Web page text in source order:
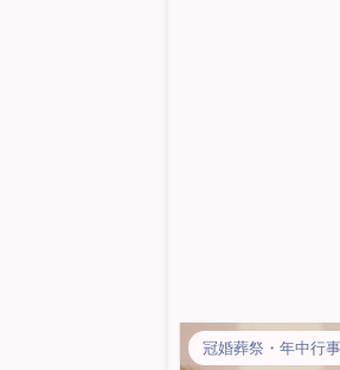
冠婚葬祭・年中行事